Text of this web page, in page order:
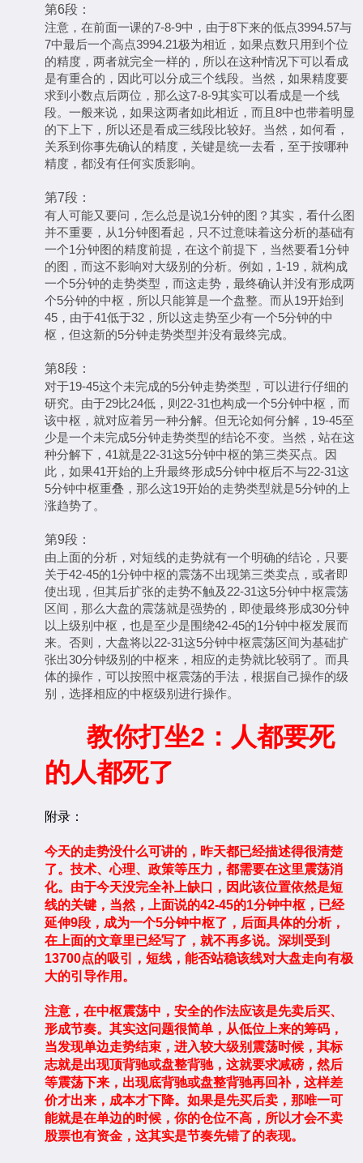
第6段：
注意，在前面一课的7-8-9中，由于8下来的低点3994.57与
7中最后一个高点3994.21极为相近，如果点数只用到个位
的精度，两者就完全一样的，所以在这种情况下可以看成
是有重合的，因此可以分成三个线段。当然，如果精度要
求到小数点后两位，那么这7-8-9其实可以看成是一个线
段。一般来说，如果这两者如此相近，而且8中也带着明显
的下上下，所以还是看成三线段比较好。当然，如何看，
关系到你事先确认的精度，关键是统一去看，至于按哪种
精度，都没有任何实质影响。
第7段：
有人可能又要问，怎么总是说1分钟的图？其实，看什么图
并不重要，从1分钟图看起，只不过意味着这分析的基础有
一个1分钟图的精度前提，在这个前提下，当然要看1分钟
的图，而这不影响对大级别的分析。例如，1-19，就构成
一个5分钟的走势类型，而这走势，最终确认并没有形成两
个5分钟的中枢，所以只能算是一个盘整。而从19开始到
45，由于41低于32，所以这走势至少有一个5分钟的中
枢，但这新的5分钟走势类型并没有最终完成。
第8段：
对于19-45这个未完成的5分钟走势类型，可以进行仔细的
研究。由于29比24低，则22-31也构成一个5分钟中枢，而
该中枢，就对应着另一种分解。但无论如何分解，19-45至
少是一个未完成5分钟走势类型的结论不变。当然，站在这
种分解下，41就是22-31这5分钟中枢的第三类买点。因
此，如果41开始的上升最终形成5分钟中枢后不与22-31这
5分钟中枢重叠，那么这19开始的走势类型就是5分钟的上
涨趋势了。
第9段：
由上面的分析，对短线的走势就有一个明确的结论，只要
关于42-45的1分钟中枢的震荡不出现第三类卖点，或者即
使出现，但其后扩张的走势不触及22-31这5分钟中枢震荡
区间，那么大盘的震荡就是强势的，即使最终形成30分钟
以上级别中枢，也是至少是围绕42-45的1分钟中枢发展而
来。否则，大盘将以22-31这5分钟中枢震荡区间为基础扩
张出30分钟级别的中枢来，相应的走势就比较弱了。而具
体的操作，可以按照中枢震荡的手法，根据自己操作的级
别，选择相应的中枢级别进行操作。
教你打坐2：人都要死
的人都死了
附录：
今天的走势没什么可讲的，昨天都已经描述得很清楚
了。技术、心理、政策等压力，都需要在这里震荡消
化。由于今天没完全补上缺口，因此该位置依然是短
线的关键，当然，上面说的42-45的1分钟中枢，已经
延伸9段，成为一个5分钟中枢了，后面具体的分析，
在上面的文章里已经写了，就不再多说。深圳受到
13700点的吸引，短线，能否站稳该线对大盘走向有极
大的引导作用。
注意，在中枢震荡中，安全的作法应该是先卖后买、
形成节奏。其实这问题很简单，从低位上来的筹码，
当发现单边走势结束，进入较大级别震荡时候，其标
志就是出现顶背驰或盘整背驰，这就要求减磅，然后
等震荡下来，出现底背驰或盘整背驰再回补，这样差
价才出来，成本才下降。如果是先买后卖，那唯一可
能就是在单边的时候，你的仓位不高，所以才会不卖
股票也有资金，这其实是节奏先错了的表现。